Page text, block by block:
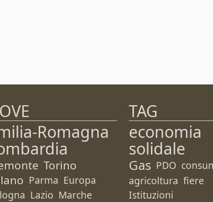
Romagna
Torino
Parma Europa
Lazio Marche
TAG
economia
solidale
Gas PDO
agricoltura fiere
Istituzioni